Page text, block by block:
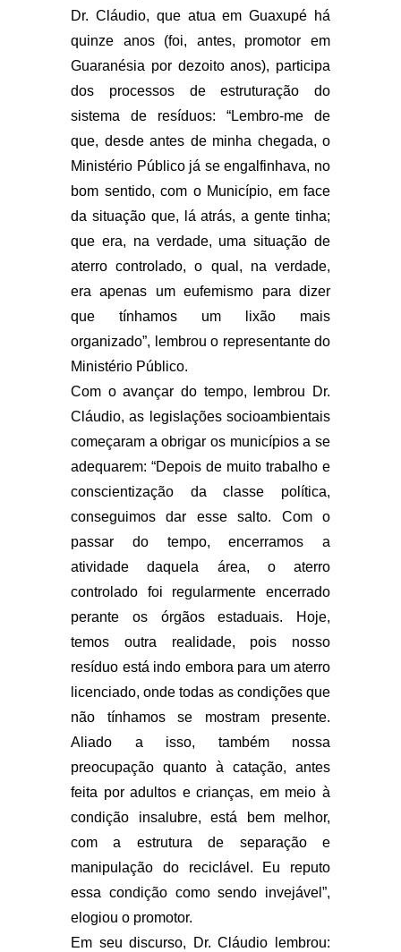
Dr. Cláudio, que atua em Guaxupé há
quinze anos (foi, antes, promotor em
Guaranésia por dezoito anos), participa
dos processos de estruturação do
sistema de resíduos: “Lembro-me de
que, desde antes de minha chegada, o
Ministério Público já se engalfinhava, no
bom sentido, com o Município, em face
da situação que, lá atrás, a gente tinha;
que era, na verdade, uma situação de
aterro controlado, o qual, na verdade,
era apenas um eufemismo para dizer
que tínhamos um lixão mais
organizado”, lembrou o representante do
Ministério Público.
Com o avançar do tempo, lembrou Dr.
Cláudio, as legislações socioambientais
começaram a obrigar os municípios a se
adequarem: “Depois de muito trabalho e
conscientização da classe política,
conseguimos dar esse salto. Com o
passar do tempo, encerramos a
atividade daquela área, o aterro
controlado foi regularmente encerrado
perante os órgãos estaduais. Hoje,
temos outra realidade, pois nosso
resíduo está indo embora para um aterro
licenciado, onde todas as condições que
não tínhamos se mostram presente.
Aliado a isso, também nossa
preocupação quanto à catação, antes
feita por adultos e crianças, em meio à
condição insalubre, está bem melhor,
com a estrutura de separação e
manipulação do reciclável. Eu reputo
essa condição como sendo invejável”,
elogiou o promotor.
Em seu discurso, Dr. Cláudio lembrou: